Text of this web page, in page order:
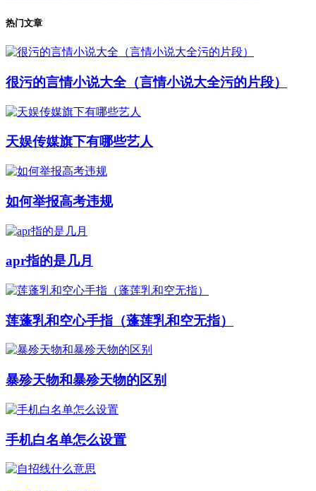
热门文章
很污的言情小说大全（言情小说大全污的片段）
天娱传媒旗下有哪些艺人
如何举报高考违规
apr指的是几月
莲蓬乳和空心手指（蓬莲乳和空无指）
暴殄天物和暴殄天物的区别
手机白名单怎么设置